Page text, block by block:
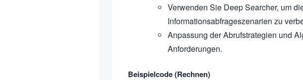
Verwenden Sie Deep Searcher, um
Informationsabfrageszenarien zu
Anpassung der Abrufstrategien und
Anforderungen.
Beispielcode (Rechnen)